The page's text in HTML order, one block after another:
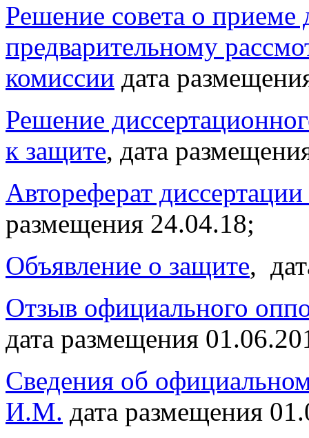
Решение совета о приеме
предварительному
комиссии дата
Решение
к защите, дата
Автореферат
размещения 24.04.18;
Объявление о защите,
Отзыв официального
дата размещения
Сведения об
И.М. дата размещения